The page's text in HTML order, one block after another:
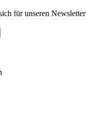
für unseren Newsletter